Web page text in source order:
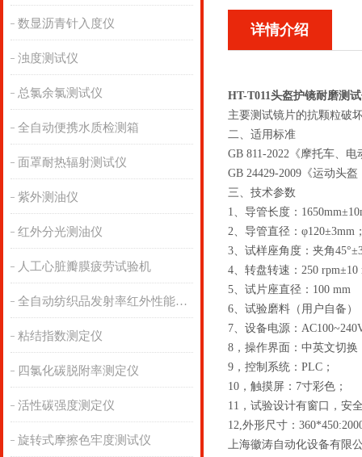
数显沥青针入度仪
浊度测试仪
总氯余氯测试仪
全自动便携水质检测箱
面罩耐热辐射测试仪
紫外测油仪
红外分光测油仪
人工心脏瓣膜疲劳试验机
全自动纺织品发射率红外性能分析
粘结指数测定仪
四氯化碳脱附率测定仪
活性碳强度测定仪
旋转式摩擦色牢度测试仪
详情介绍
HT-T011头盔护镜耐磨测
主要测试镜片的抗颗粒破
二、 适用标准
GB 811-2022《摩托车、
GB 24429-2009《运动头
三、 技术参数
1、 导管长度：
2、 导管直径：φ120±3mm
3、 试样座角度：夹角
4、 转盘转速：250 rpm±10
5、 试片座直径：100 mm
6、 试验磨料（用户自备）
7、 设备电源：
8，操作界面：中英文切换
9，控制系统：PLC；
10，触摸屏：7寸彩色；
11，试验设计有窗口，安
12,外形尺寸：
上海徽涛自动化设备有限